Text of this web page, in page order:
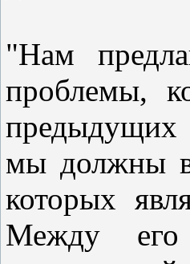
"Нам
проблемы,
мы должны
которых
Между